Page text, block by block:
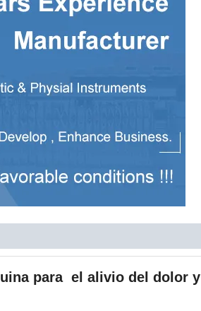
para el alivio del dolor y